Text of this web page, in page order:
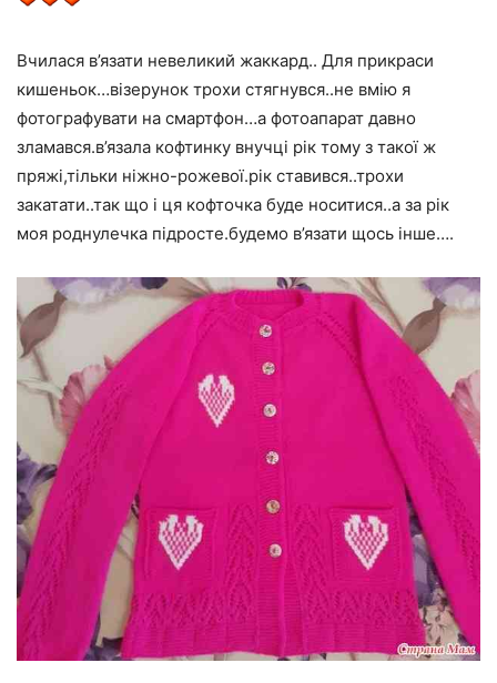
Вчилася в’язати невеликий жаккард.. Для прикраси
кишеньок…візерунок трохи стягнувся..не вмію я
фотографувати на смартфон…а фотоапарат давно
зламався.в’язала кофтинку внучці рік тому з такої ж
пряжі,тільки ніжно-рожевої.рік ставився..трохи
закатати..так що і ця кофточка буде носитися..а за рік
моя роднулечка підросте.будемо в’язати щось інше….